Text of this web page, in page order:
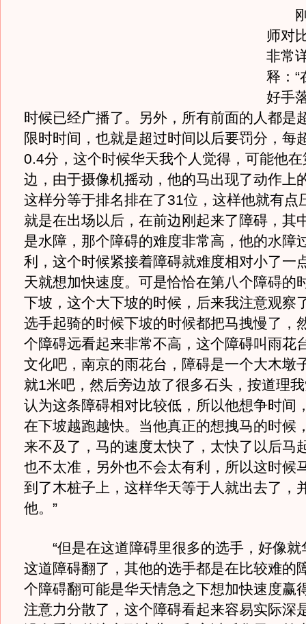
刚
师对
非常
释：“
好手
时候已经广播了。另外，所有前面的人都是
限时时间，也就是超过时间以后要罚分，每
0.4分，这个时候华天我个人觉得，可能他
边，由于摄像机摇动，他的马出现了动作上
这样分等于排名排在了31位，这样他就有点
就是在出场以后，在前边刚起来了障碍，其
是水障，那个障碍的难度非常高，他的水障
利，这个时候紧接着障碍就难度相对小了一
天就想加快速度。可是恰恰在第八个障碍的
下坡，这个大下坡的时候，后来我注意观察
选手起骑的时候下坡的时候都把马拽慢了，
个障碍远看起来非常不高，这个障碍叫雨花
文化吧，南京的雨花台，障碍是一个大木墩
就1米吧，然后旁边放了很多石头，按道理
认为这条障碍相对比较低，所以他想争时间
在下坡越跑越快。当他真正的想拽马的时候
来不及了，马的速度太快了，太快了以后马
也不太准，另外也不会太有利，所以这时候
到了木桩子上，这样华天等于人就出去了，
他。”
“但是在这道障碍里很多的选手，好像就
这道障碍翻了，其他的选手都是在比较难的
个障碍翻可能是华天情急之下想加快速度赢
注意力分散了，这个障碍看起来容易实际深